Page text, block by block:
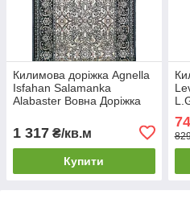
Килимова доріжка Agnella
Isfahan Salamanka
Alabaster Вовна Доріжка
рулоні Вовняна доріжка на
підлогу в коридор
1 317 ₴/кв.м
Купити